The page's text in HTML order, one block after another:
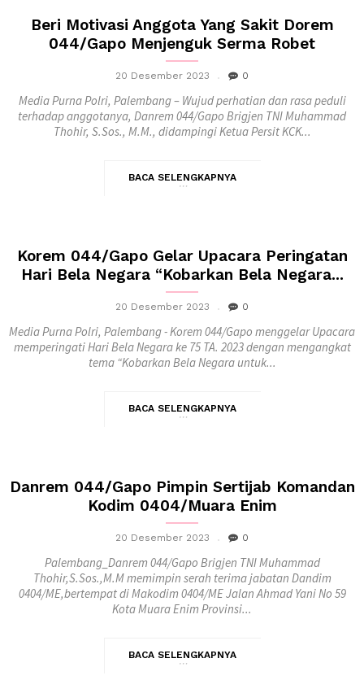
Beri Motivasi Anggota Yang Sakit Dorem
044/Gapo Menjenguk Serma Robet
20 Desember 2023 0
Media Purna Polri, Palembang – Wujud perhatian dan rasa peduli
terhadap anggotanya, Danrem 044/Gapo Brigjen TNI Muhammad
Thohir, S.Sos., M.M., didampingi Ketua Persit KCK...
BACA SELENGKAPNYA
Korem 044/Gapo Gelar Upacara Peringatan
Hari Bela Negara “Kobarkan Bela Negara...
20 Desember 2023 0
Media Purna Polri, Palembang - Korem 044/Gapo menggelar Upacara
memperingati Hari Bela Negara ke 75 TA. 2023 dengan mengangkat
tema “Kobarkan Bela Negara untuk...
BACA SELENGKAPNYA
Danrem 044/Gapo Pimpin Sertijab Komandan
Kodim 0404/Muara Enim
20 Desember 2023 0
Palembang_Danrem 044/Gapo Brigjen TNI Muhammad
Thohir,S.Sos.,M.M memimpin serah terima jabatan Dandim
0404/ME,bertempat di Makodim 0404/ME Jalan Ahmad Yani No 59
Kota Muara Enim Provinsi...
BACA SELENGKAPNYA